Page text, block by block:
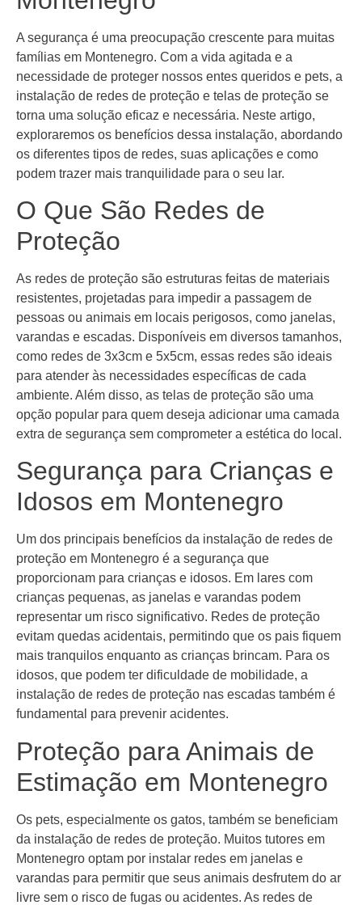
A segurança é uma preocupação crescente para muitas
famílias em Montenegro. Com a vida agitada e a
necessidade de proteger nossos entes queridos e pets, a
instalação de redes de proteção e telas de proteção se
torna uma solução eficaz e necessária. Neste artigo,
exploraremos os benefícios dessa instalação, abordando
os diferentes tipos de redes, suas aplicações e como
podem trazer mais tranquilidade para o seu lar.
O Que São Redes de
Proteção
As redes de proteção são estruturas feitas de materiais
resistentes, projetadas para impedir a passagem de
pessoas ou animais em locais perigosos, como janelas,
varandas e escadas. Disponíveis em diversos tamanhos,
como redes de 3x3cm e 5x5cm, essas redes são ideais
para atender às necessidades específicas de cada
ambiente. Além disso, as telas de proteção são uma
opção popular para quem deseja adicionar uma camada
extra de segurança sem comprometer a estética do local.
Segurança para Crianças e
Idosos em Montenegro
Um dos principais benefícios da instalação de redes de
proteção em Montenegro é a segurança que
proporcionam para crianças e idosos. Em lares com
crianças pequenas, as janelas e varandas podem
representar um risco significativo. Redes de proteção
evitam quedas acidentais, permitindo que os pais fiquem
mais tranquilos enquanto as crianças brincam. Para os
idosos, que podem ter dificuldade de mobilidade, a
instalação de redes de proteção nas escadas também é
fundamental para prevenir acidentes.
Proteção para Animais de
Estimação em Montenegro
Os pets, especialmente os gatos, também se beneficiam
da instalação de redes de proteção. Muitos tutores em
Montenegro optam por instalar redes em janelas e
varandas para permitir que seus animais desfrutem do ar
livre sem o risco de fugas ou acidentes. As redes de